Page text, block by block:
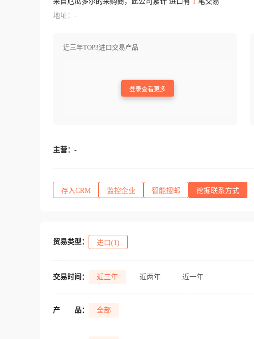
地址：-
近三年TOP3进口交易产品
登录查看更多
主营： -
存入CRM 监控企业 智能搜邮 挖掘联系方式
贸易类型： 进口(1)
交易时间： 近三年 近两年 近一年
产 品： 全部